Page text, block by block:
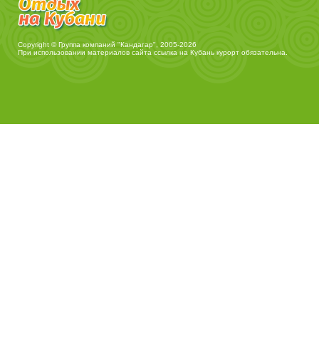
Copyright © Группа компаний "Кандагар", 2005-2026
При использовании материалов сайта ссылка на Кубань курорт обязательна.